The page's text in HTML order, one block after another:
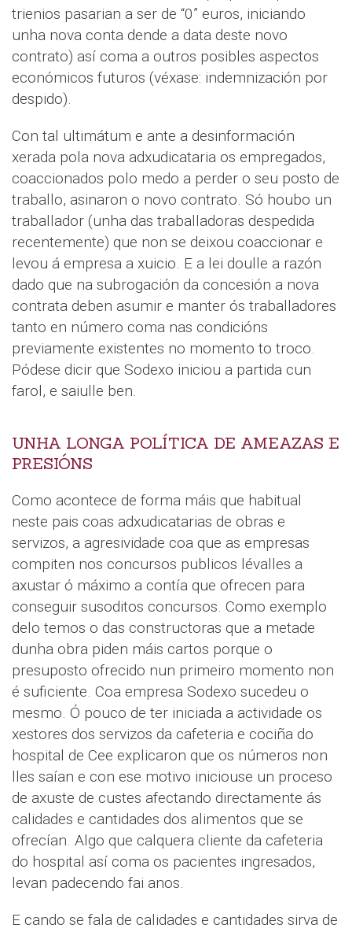
trienios pasarian a ser de “0” euros, iniciando
unha nova conta dende a data deste novo
contrato) así coma a outros posibles aspectos
económicos futuros (véxase: indemnización por
despido).
Con tal ultimátum e ante a desinformación
xerada pola nova adxudicataria os empregados,
coaccionados polo medo a perder o seu posto de
traballo, asinaron o novo contrato. Só houbo un
traballador (unha das traballadoras despedida
recentemente) que non se deixou coaccionar e
levou á empresa a xuicio. E a lei doulle a razón
dado que na subrogación da concesión a nova
contrata deben asumir e manter ós traballadores
tanto en número coma nas condicións
previamente existentes no momento to troco.
Pódese dicir que Sodexo iniciou a partida cun
farol, e saiulle ben.
UNHA LONGA POLÍTICA DE AMEAZAS E
PRESIÓNS
Como acontece de forma máis que habitual
neste pais coas adxudicatarias de obras e
servizos, a agresividade coa que as empresas
compiten nos concursos publicos lévalles a
axustar ó máximo a contía que ofrecen para
conseguir susoditos concursos. Como exemplo
delo temos o das constructoras que a metade
dunha obra piden máis cartos porque o
presuposto ofrecido nun primeiro momento non
é suficiente. Coa empresa Sodexo sucedeu o
mesmo. Ó pouco de ter iniciada a actividade os
xestores dos servizos da cafeteria e cociña do
hospital de Cee explicaron que os números non
lles saían e con ese motivo iniciouse un proceso
de axuste de custes afectando directamente ás
calidades e cantidades dos alimentos que se
ofrecían. Algo que calquera cliente da cafeteria
do hospital así coma os pacientes ingresados,
levan padecendo fai anos.
E cando se fala de calidades e cantidades sirva de